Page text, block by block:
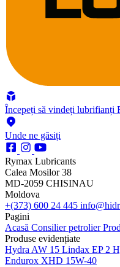
Începeți să vindeți lubrifianți
Unde ne găsiți
Rymax Lubricants
Calea Mosilor 38
MD-2059 CHISINAU
Moldova
+(373) 600 24 445
Pagini
Acasă Consilier petrolier
Produse evidențiate
Hydra AW 15 Lindax EP 2
Endurox XHD 15W-40